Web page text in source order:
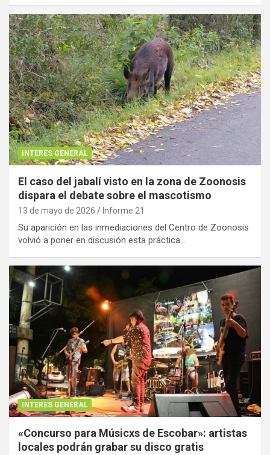
INTERES GENERAL
El caso del jabalí visto en la zona de Zoonosis
dispara el debate sobre el mascotismo
13 de mayo de 2026 Informe 21
Su aparición en las inmediaciones del Centro de Zoonosis
volvió a poner en discusión esta práctica…
INTERES GENERAL
«Concurso para Músicxs de Escobar»: artistas
locales podrán grabar su disco gratis